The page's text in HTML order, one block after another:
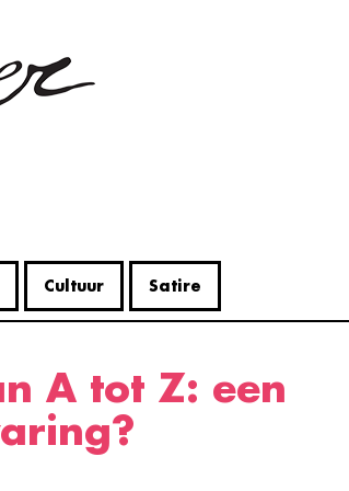
Cultuur Satire